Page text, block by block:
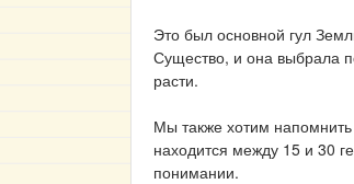
Это был основной гул
Существо, и она выбрала
расти.
Мы также хотим
находится между 15 и 30
понимании.